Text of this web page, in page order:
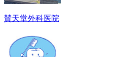
賛天堂外科医院